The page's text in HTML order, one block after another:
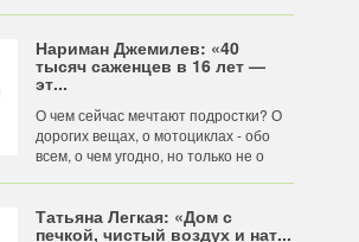
Нариман Джемилев: «40
тысяч саженцев в 16 лет —
эт...
О чем сейчас мечтают подростки? О
дорогих вещах, о мотоциклах - обо
всем, о чем угодно, но только не о
Татьяна Легкая: «Дом с
печкой, чистый воздух и нат...